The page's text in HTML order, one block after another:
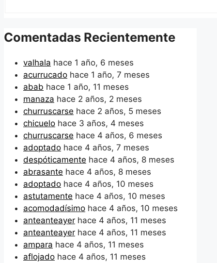
Comentadas Recientemente
valhala hace 1 año, 6 meses
acurrucado hace 1 año, 7 meses
abab hace 1 año, 11 meses
manaza hace 2 años, 2 meses
churruscarse hace 2 años, 5 meses
chicuelo hace 3 años, 4 meses
churruscarse hace 4 años, 6 meses
adoptado hace 4 años, 7 meses
despóticamente hace 4 años, 8 meses
abrasante hace 4 años, 8 meses
adoptado hace 4 años, 10 meses
astutamente hace 4 años, 10 meses
acomodadísimo hace 4 años, 10 meses
anteanteayer hace 4 años, 11 meses
anteanteayer hace 4 años, 11 meses
ampara hace 4 años, 11 meses
aflojado hace 4 años, 11 meses